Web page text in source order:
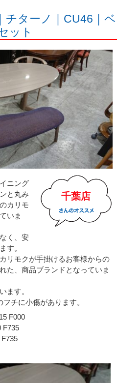
チターノ｜CU46｜ベ
ット
千葉店
ニング
と丸み
カリモ
いま
く、安
す。
リモクが手掛けるお客様からの
た、商品ブランドとなっていま
ます。
チに小傷があります。
F000
F735